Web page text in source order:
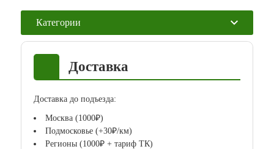
Категории
Доставка
Доставка до подъезда:
Москва (1000₽)
Подмосковье (+30₽/км)
Регионы (1000₽ + тариф ТК)